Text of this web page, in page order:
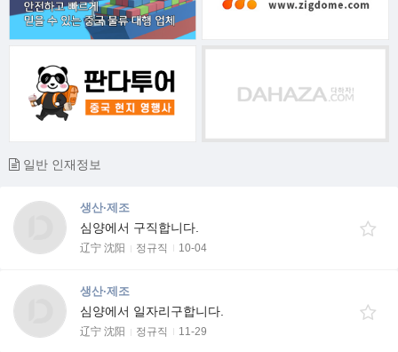
일반 인재정보
생산·제조
심양에서 구직합니다.
辽宁 沈阳 정규직 10-04
생산·제조
심양에서 일자리구합니다.
辽宁 沈阳 정규직 11-29